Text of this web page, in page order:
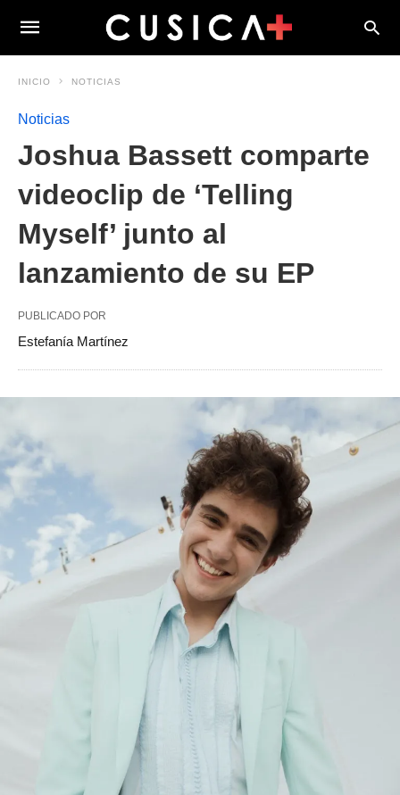
INICIO NOTICIAS
Noticias
Joshua Bassett comparte
videoclip de ‘Telling
Myself’ junto al
lanzamiento de su EP
PUBLICADO POR
Estefanía Martínez